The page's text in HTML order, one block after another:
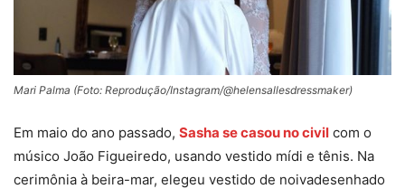
Mari Palma (Foto: Reprodução/Instagram/@helensallesdressmaker)
Em maio do ano passado, Sasha se casou no civil com o
músico João Figueiredo, usando vestido mídi e tênis. Na
cerimônia à beira-mar, elegeu vestido de noivadesenhado